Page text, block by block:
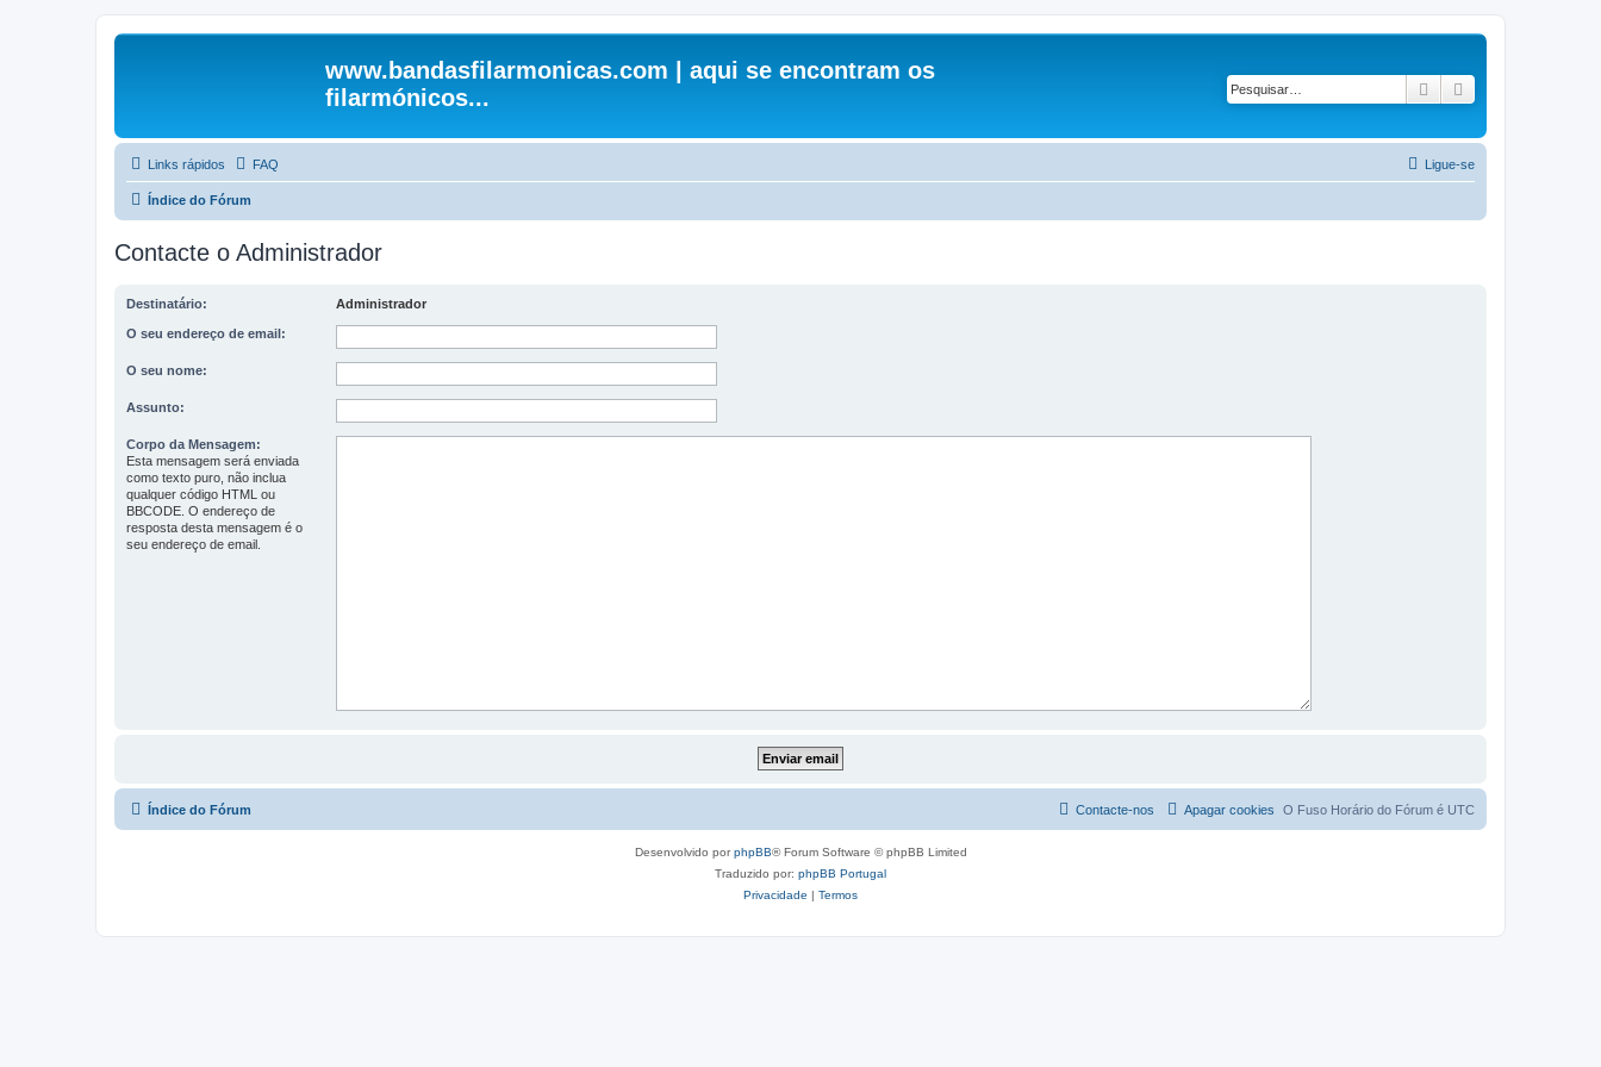
www.bandasfilarmonicas.com | aqui se encontram os
filarmónicos...
Pesquisar
Links rápidos FAQ Ligue-se
Índice do Fórum
Contacte o Administrador
Destinatário: Administrador
O seu endereço de email:
O seu nome:
Assunto:
Corpo da Mensagem:
Esta mensagem será enviada
como texto puro, não inclua
qualquer código HTML ou
BBCODE. O endereço de
resposta desta mensagem é o
seu endereço de email.
Índice do Fórum O Fuso Horário do Fórum é UTC
Apagar cookies
Contacte-nos
Desenvolvido porphpBB® Forum Software © phpBB Limited
Traduzido por: phpBB Portugal
Privacidade | Termos